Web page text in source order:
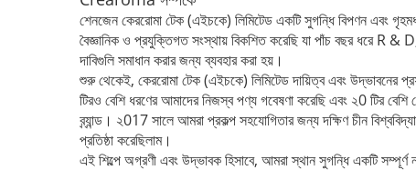
শেনজেন কেররোমা টেক (এইচকে) লিমিটেড একটি সুগন্ধি বিপণন এবং
বৈজ্ঞানিক ও প্রযুক্তিগত সংস্থায় বিকশিত করেছি যা পাঁচ বছর ধরে R &
দাবিগুলি সমাধান করার জন্য ব্যবহার করা হয়।
শুরু থেকেই, কেররোমা টেক (এইচকে) লিমিটেড দায়িত্ব এবং উদ্ভাবনের
টিরও বেশি ধরণের আমাদের নিজস্ব পণ্য গবেষণা করেছি এবং ২0 টির বেশি
ব্র্যান্ড। ২017 সালে আমরা প্রকল্প সহযোগিতার জন্য দক্ষিণ চীন
প্রতিষ্ঠা করেছিলাম।
এই শিল্পে অগ্রণী এবং উদ্ভাবক হিসাবে, আমরা স্থান সুগন্ধি একটি